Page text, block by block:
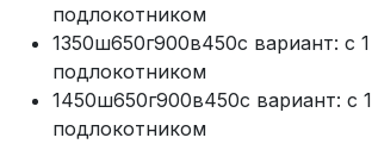
подлокотником
1350ш650г900в450с вариант: с 1
подлокотником
1450ш650г900в450с вариант: с 1
подлокотником